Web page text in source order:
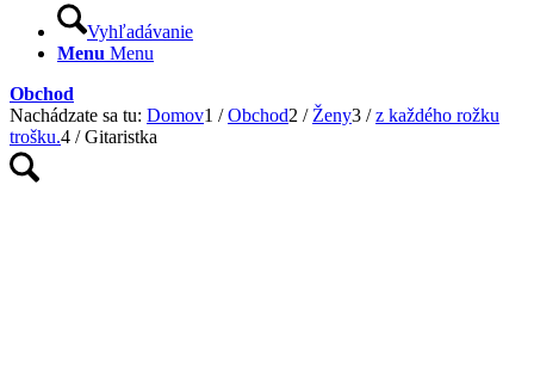
Vyhľadávanie
Menu Menu
Obchod
Nachádzate sa tu: Domov1 / Obchod2 / Ženy3 / z každého rožku
trošku.4 / Gitaristka